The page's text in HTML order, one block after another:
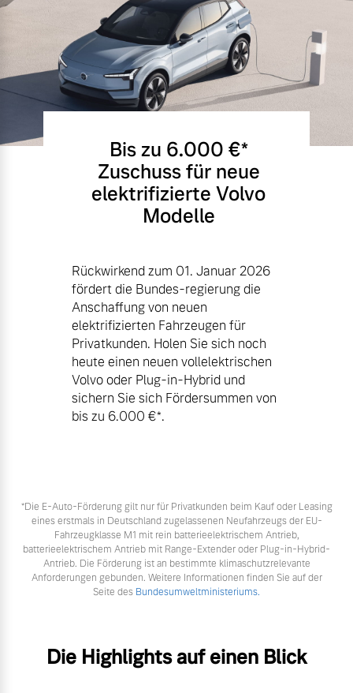
Bis zu 6.000 €⁠*
Zuschuss für neue
elektrifizierte Volvo
Modelle
Rückwirkend zum 01. Januar 2026
fördert die Bundes-regierung die
Anschaffung von neuen
elektrifizierten Fahrzeugen für
Privatkunden. Holen Sie sich noch
heute einen neuen vollelektrischen
Volvo oder Plug-in-Hybrid und
sichern Sie sich Fördersummen von
bis zu 6.000 €⁠*.
*Die E‑Auto-Förderung gilt nur für Privatkunden beim Kauf oder Leasing
eines erstmals in Deutschland zugelassenen Neufahrzeugs der EU-
Fahrzeugklasse M1 mit rein batterieelektrischem Antrieb,
batterieelektrischem Antrieb mit Range-Extender oder Plug-in-Hybrid-
Antrieb. Die Förderung ist an bestimmte klimaschutzrelevante
Anforderungen gebunden. Weitere Informationen finden Sie auf der
Seite des Bundesumweltministeriums.
Die Highlights auf einen Blick